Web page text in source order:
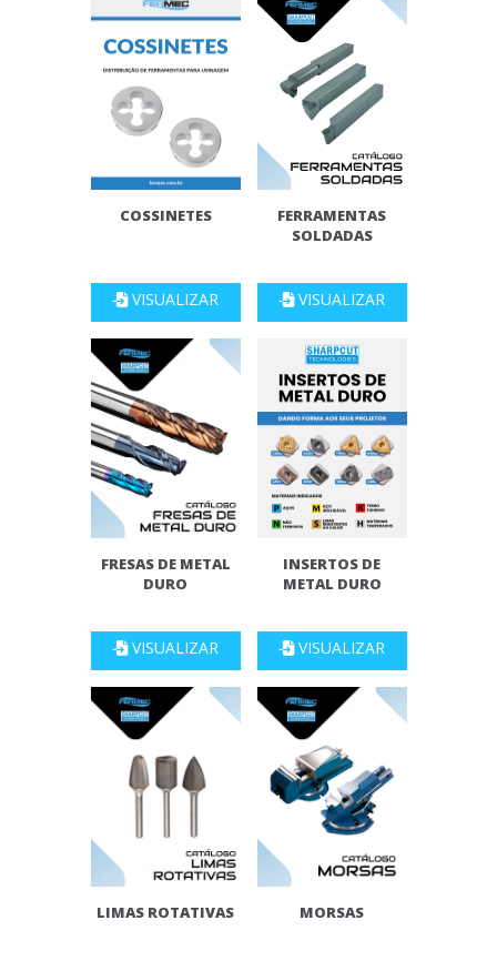
COSSINETES
VISUALIZAR
FERRAMENTAS
SOLDADAS
VISUALIZAR
FRESAS DE METAL
DURO
VISUALIZAR
INSERTOS DE
METAL DURO
VISUALIZAR
LIMAS ROTATIVAS MORSAS